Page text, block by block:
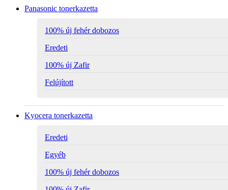
Panasonic tonerkazetta
100% új fehér dobozos
Eredeti
100% új Zafir
Felújított
Kyocera tonerkazetta
Eredeti
Egyéb
100% új fehér dobozos